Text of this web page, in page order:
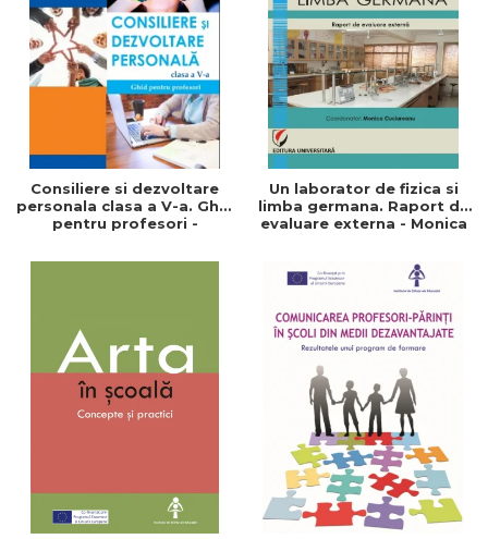
ADMINISTRATIVE
ȘTIINȚE ECONOMICE
ȘTIINȚE EXACTE
EDUCAȚIE FIZICĂ ȘI SPORT
PREUNIVERSITARIA
TIMP LIBER
ÎN CURS DE APARIȚIE
NOUTĂȚI
Cum Cumpăr
Livrare
Politica de Retur
Formular de Retur
Distribuitori
Consiliere si dezvoltare
personala clasa a V-a. Ghid
pentru profesori -
Un laborator de fizica si
limba germana. Raport de
evaluare externa - Monica